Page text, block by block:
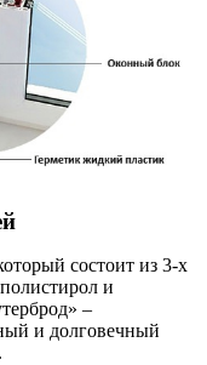
состоит из 3-х
и
–
и долговечный